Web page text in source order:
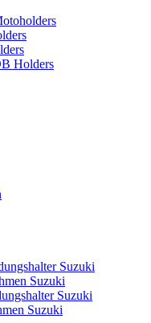
Holders
Suzuki
Suzuki
Suzuki
Suzuki